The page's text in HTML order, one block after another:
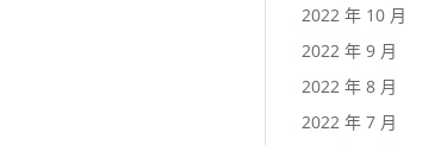
2022 年 10 月
2022 年 9 月
2022 年 8 月
2022 年 7 月